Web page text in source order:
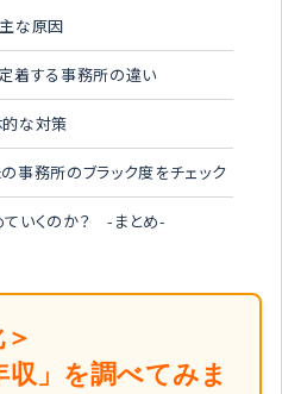
な原因
着する事務所の違い
な対策
事務所のブラック度をチェック
いくのか？ -まとめ-
」を調べてみま